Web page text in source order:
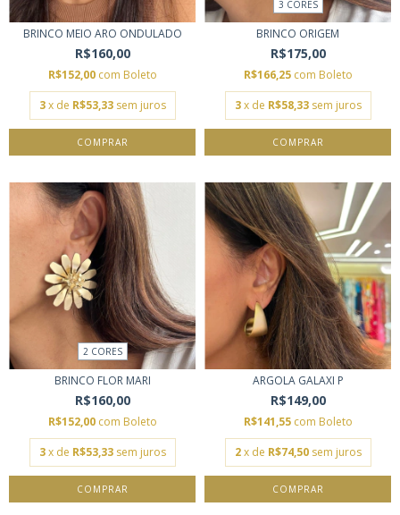
BRINCO MEIO ARO ONDULADO
R$160,00
R$152,00 com Boleto
3 x de R$53,33 sem juros
3 CORES
BRINCO ORIGEM
R$175,00
R$166,25 com Boleto
3 x de R$58,33 sem juros
COMPRAR
2 CORES
BRINCO FLOR MARI
R$160,00
R$152,00 com Boleto
3 x de R$53,33 sem juros
COMPRAR
ARGOLA GALAXI P
R$149,00
R$141,55 com Boleto
2 x de R$74,50 sem juros